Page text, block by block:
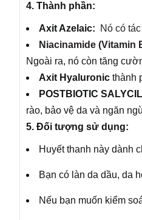
4. Thành phần:
Axit Azelaic:
Nó có
Niacinamide (Vitamin
Ngoài ra, nó còn tăng
Axit Hyaluronic thành
POSTBIOTIC
rào, bảo vệ da và ngăn
5. Đối tượng sử dụng:
Huyết thanh này dành
Bạn có làn da dầu, da
Nếu bạn muốn kiểm